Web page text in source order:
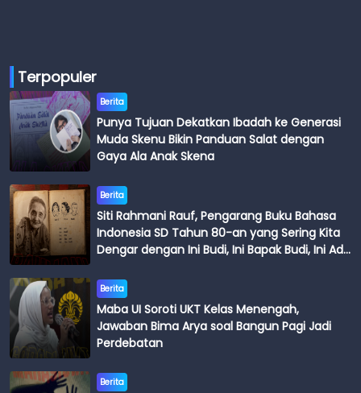
Terpopuler
Berita
Punya Tujuan Dekatkan Ibadah ke Generasi
Muda Skenu Bikin Panduan Salat dengan
Gaya Ala Anak Skena
Berita
Siti Rahmani Rauf, Pengarang Buku Bahasa
Indonesia SD Tahun 80-an yang Sering Kita
Dengar dengan Ini Budi, Ini Bapak Budi, Ini Adik
Berita
Maba UI Soroti UKT Kelas Menengah,
Jawaban Bima Arya soal Bangun Pagi Jadi
Perdebatan
Berita